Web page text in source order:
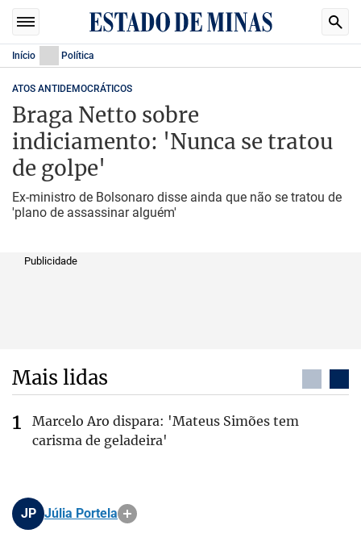
Início Política
ATOS ANTIDEMOCRÁTICOS
Braga Netto sobre
indiciamento: 'Nunca se tratou
de golpe'
Ex-ministro de Bolsonaro disse ainda que não se tratou de
'plano de assassinar alguém'
Publicidade
Mais lidas
Marcelo Aro dispara: 'Mateus Simões tem
carisma de geladeira'
JP Júlia Portela